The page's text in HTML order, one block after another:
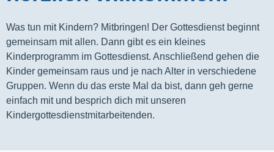
Was tun mit Kindern? Mitbringen! Der Gottesdienst beginnt
gemeinsam mit allen. Dann gibt es ein kleines
Kinderprogramm im Gottesdienst. Anschließend gehen die
Kinder gemeinsam raus und je nach Alter in verschiedene
Gruppen. Wenn du das erste Mal da bist, dann geh gerne
einfach mit und besprich dich mit unseren
Kindergottesdienstmitarbeitenden.